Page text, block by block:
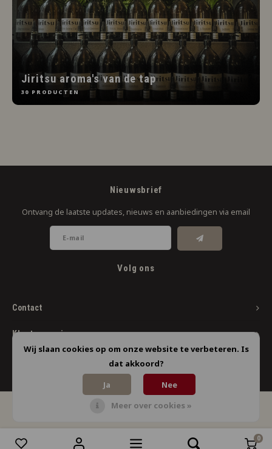
0
Jiritsu aroma's van de tap
30 PRODUCTEN
Contact
Nieuwsbrief
Ontvang de laatste updates, nieuws en aanbiedingen via email
Volg ons
Klantenservice
© Copyright 2026 Limbo Liquids - Powered byLightspeed
Vergelijk producten 0
Wij slaan cookies op om onze website te verbeteren. Is
dat akkoord?
Ja
Nee
Meer over cookies »